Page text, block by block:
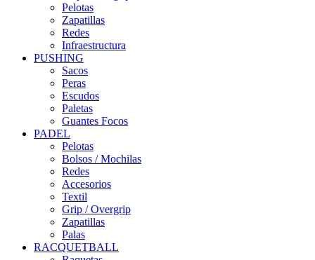
Pelotas
Zapatillas
Redes
Infraestructura
PUSHING
Sacos
Peras
Escudos
Paletas
Guantes Focos
PADEL
Pelotas
Bolsos / Mochilas
Redes
Accesorios
Textil
Grip / Overgrip
Zapatillas
Palas
RACQUETBALL